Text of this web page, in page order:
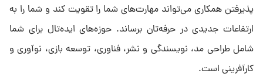
پذیرفتن همکاری می‌تواند مهارت‌های شما را تقویت کند و شما را به
ارتفاعات جدیدی در حرفه‌تان برساند. حوزه‌های ایده‌تال برای شما
شامل طراحی مد، نویسندگی و نشر، فناوری، توسعه بازی، نوآوری و
کارآفرینی است.